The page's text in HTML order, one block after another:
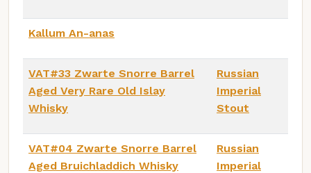
Kallum An-anas
VAT#33 Zwarte Snorre Barrel
Aged Very Rare Old Islay
Whisky
Russian
Imperial
Stout
VAT#04 Zwarte Snorre Barrel
Aged Bruichladdich Whisky
Russian
Imperial